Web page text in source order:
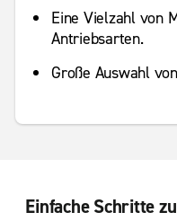
Eine Vielzahl von
Antriebsarten.
Große Auswahl
Einfache Schritte